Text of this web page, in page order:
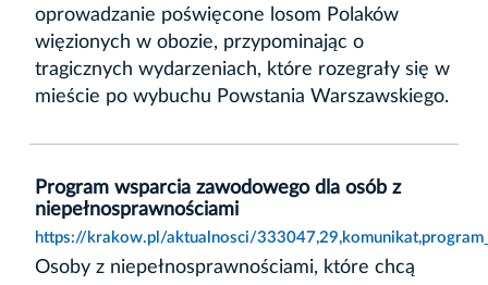
oprowadzanie poświęcone losom Polaków
więzionych w obozie, przypominając o
tragicznych wydarzeniach, które rozegrały się w
mieście po wybuchu Powstania Warszawskiego.
Program wsparcia zawodowego dla osób z
niepełnosprawnościami
https://krakow.pl/aktualnosci/
Osoby z niepełnosprawnościami, które chcą